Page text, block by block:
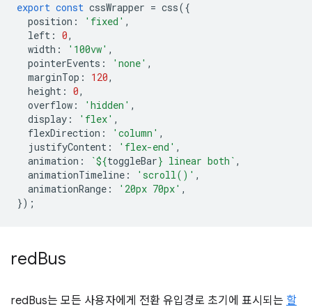
export const cssWrapper = css({
position : 'fixed' ,
left : 0,
width : '100vw' ,
pointerEvents : 'none' ,
marginTop : 120,
height : 0,
overflow : 'hidden' ,
display : 'flex' ,
flexDirection : 'column' ,
justifyContent : 'flex-end' ,
animation : `${toggleBar} linear both` ,
animationTimeline : 'scroll()' ,
animationRange : '20px 70px' ,
});
redBus
redBus는 모든 사용자에게 전환 유입경로 초기에 표시되는 할